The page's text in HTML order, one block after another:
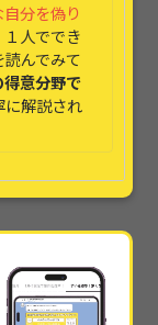
分を偽り
人ででき
んでみて
得意分野で
に解説され